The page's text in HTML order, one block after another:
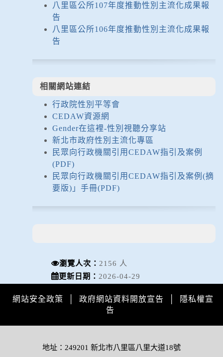
八里區公所107年度推動性別主流化成果報
告
八里區公所106年度推動性別主流化成果報
告
相關網站連結
行政院性別平等會
CEDAW資源網
Gender在這裡-性別視聽分享站
新北市政府性別主流化專區
民眾向行政機關引用CEDAW指引及案例
(PDF)
民眾向行政機關引用CEDAW指引及案例(摘
要版)」手冊(PDF)
瀏覽人次： 2156 人
更新日期： 2026-04-29
網站安全政策 政府網站資料開放宣告
隱私權宣
告
地址：249201 新北市八里區八里大道18號